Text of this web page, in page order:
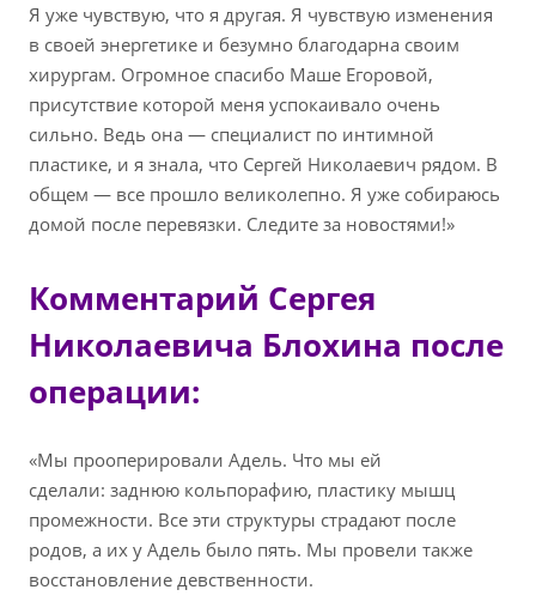
Я уже чувствую, что я другая. Я чувствую изменения
в своей энергетике и безумно благодарна своим
хирургам. Огромное спасибо Маше Егоровой,
присутствие которой меня успокаивало очень
сильно. Ведь она — специалист по интимной
пластике, и я знала, что Сергей Николаевич рядом. В
общем — все прошло великолепно. Я уже собираюсь
домой после перевязки. Следите за новостями!»
Комментарий Сергея
Николаевича Блохина после
операции:
«Мы прооперировали Адель. Что мы ей
сделали: заднюю кольпорафию, пластику мышц
промежности. Все эти структуры страдают после
родов, а их у Адель было пять. Мы провели также
восстановление девственности.